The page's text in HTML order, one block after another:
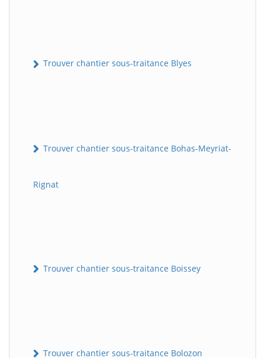
Trouver chantier sous-traitance Blyes
Trouver chantier sous-traitance Bohas-Meyriat-
Rignat
Trouver chantier sous-traitance Boissey
Trouver chantier sous-traitance Bolozon